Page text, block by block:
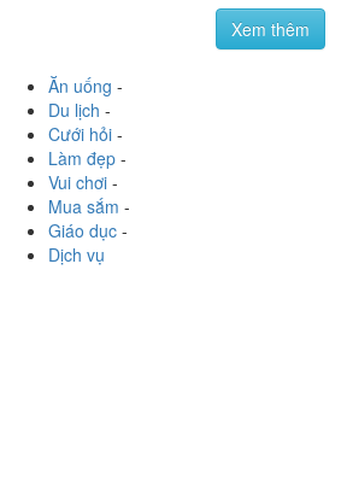
Xem thêm
Ăn uống -
Du lịch -
Cưới hỏi -
Làm đẹp -
Vui chơi -
Mua sắm -
Giáo dục -
Dịch vụ